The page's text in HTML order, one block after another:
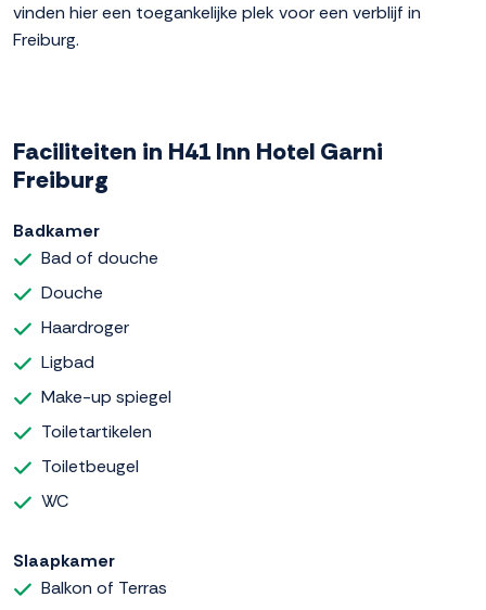
vinden hier een toegankelijke plek voor een verblijf in
Freiburg.
Faciliteiten in H41 Inn Hotel Garni
Freiburg
Badkamer
Bad of douche
Douche
Haardroger
Ligbad
Make-up spiegel
Toiletartikelen
Toiletbeugel
WC
Slaapkamer
Balkon of Terras